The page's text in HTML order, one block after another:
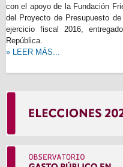
con el apoyo de la Fundación
del Proyecto de Presupuesto
ejercicio fiscal 2016,
República.
» LEER MÁS...